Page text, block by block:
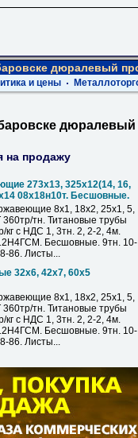
дюралевый
и цены
на продажу
273х13, 325х12(14, 16,
08х18н10т. Бесшовные.
8х1, 18х2, 25х1, 5,
тн. Титановые трубы
кг с НДС 1, 3тн. 2, 2-2, 4м.
Бесшовные. 9тн. 10-
86. Листы...
32х6, 42х7, 60х5
8х1, 18х2, 25х1, 5,
тн. Титановые трубы
кг с НДС 1, 3тн. 2, 2-2, 4м.
Бесшовные. 9тн. 10-
86. Листы...